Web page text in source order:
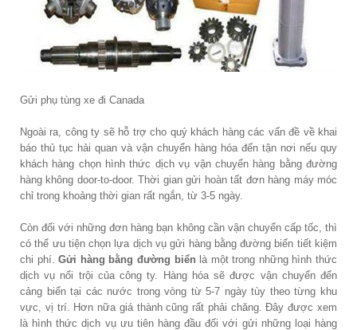
Gửi phụ tùng xe đi Canada
Ngoài ra, công ty sẽ hỗ trợ cho quý khách hàng các vấn đề về khai
báo thủ tục hải quan và vận chuyển hàng hóa đến tận nơi nếu quy
khách hàng chọn hình thức dịch vụ vận chuyển hàng bằng đường
hàng không door-to-door. Thời gian gửi hoàn tất đơn hàng máy móc
chỉ trong khoảng thời gian rất ngắn, từ 3-5 ngày.
Còn đối với những đơn hàng bạn không cần vận chuyển cấp tốc, thì
có thể ưu tiện chọn lựa dịch vụ gửi hàng bằng đường biển tiết kiệm
chi phí.Gửi hàng bằng đường biển là một trong những hình thức
dịch vụ nổi trội của công ty. Hàng hóa sẽ được vận chuyển đến
cảng biển tại các nước trong vòng từ 5-7 ngày tùy theo từng khu
vực, vị trí. Hơn nữa giá thành cũng rất phải chăng. Đây được xem
là hình thức dịch vụ ưu tiên hàng đầu đối với gửi những loại hàng